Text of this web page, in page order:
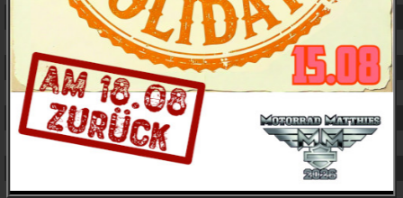
670 mm
100 mm
Lenkkopfwinkel:
29 Grad
Nachlauf:
119 mm
Radstand:
1.630 mm
Bereifung vorn:
100/90-19 57H
160/70-17 73V
Tankinhalt:
17,8 Liter